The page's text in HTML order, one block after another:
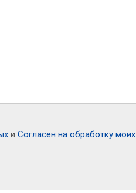
и Согласен на обработку моих